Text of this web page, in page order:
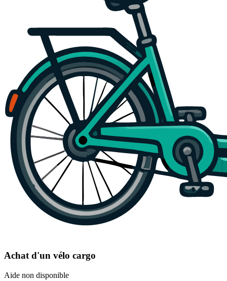
Achat d'un vélo cargo
Aide non disponible